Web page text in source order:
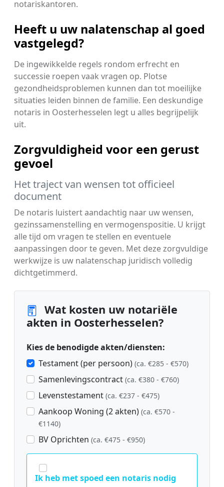
notariskantoren.
Heeft u uw nalatenschap al goed
vastgelegd?
De ingewikkelde regels rondom erfrecht en
successie roepen vaak vragen op. Plotse
gezondheidsproblemen kunnen dan tot moeilijke
situaties leiden binnen de familie. Een deskundige
notaris in Oosterhesselen legt u alles begrijpelijk
uit.
Zorgvuldigheid voor een gerust
gevoel
Het traject van wensen tot officieel
document
De notaris luistert aandachtig naar uw wensen,
gezinssamenstelling en vermogenspositie. U krijgt
alle tijd om vragen te stellen en eventuele
aanpassingen door te geven. Met deze zorgvuldige
werkwijze is uw nalatenschap juridisch volledig
dichtgetimmerd.
Wat kosten uw notariële
akten in Oosterhesselen?
Kies de benodigde akten/diensten:
Testament (per persoon) (ca. €285 - €570)
Samenlevingscontract (ca. €380 - €760)
Levenstestament (ca. €237 - €475)
Aankoop Woning (2 akten) (ca. €570 -
€1140)
BV Oprichten (ca. €475 - €950)
Ik heb met spoed een notaris nodig